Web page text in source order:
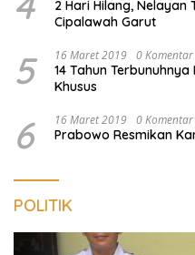
2 Hari Hilang, Nelayan
Cipalawah Garut
5 16 Maret 2019 0 Komentar
14 Tahun
Khusus
6 16 Maret 2019 0 Komentar
Prabowo Resmikan
POLITIK